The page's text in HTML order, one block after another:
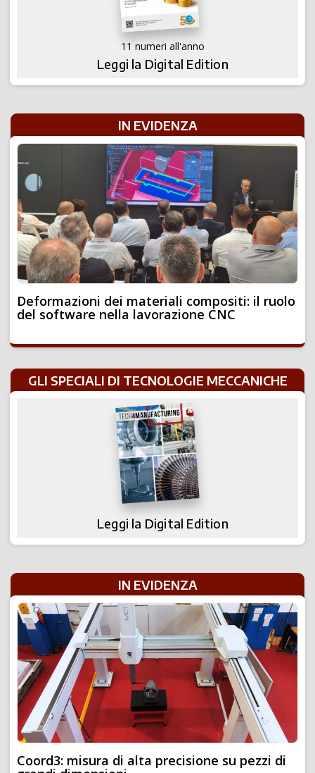
11 numeri all'anno
Leggi la Digital Edition
IN EVIDENZA
Deformazioni dei materiali compositi: il ruolo
del software nella lavorazione CNC
GLI SPECIALI DI TECNOLOGIE MECCANICHE
Leggi la Digital Edition
IN EVIDENZA
Coord3: misura di alta precisione su pezzi di